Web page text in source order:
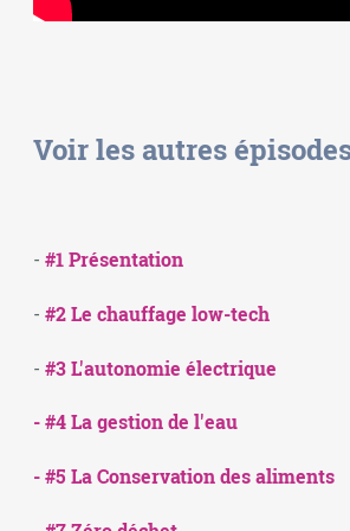
Voir les autres
- #1 Présentation
- #2 Le chauffage low-tech
- #3 L'autonomie électrique
- #4 La gestion de l'eau
- #5 La Conservation des aliments